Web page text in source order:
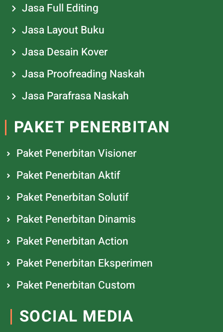
Jasa Full Editing
Jasa Layout Buku
Jasa Desain Kover
Jasa Proofreading Naskah
Jasa Parafrasa Naskah
PAKET PENERBITAN
Paket Penerbitan Visioner
Paket Penerbitan Aktif
Paket Penerbitan Solutif
Paket Penerbitan Dinamis
Paket Penerbitan Action
Paket Penerbitan Eksperimen
Paket Penerbitan Custom
SOCIAL MEDIA